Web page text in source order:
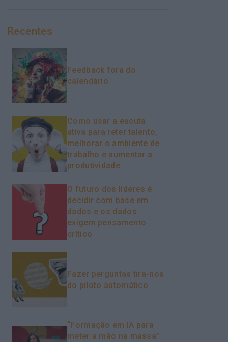
Recentes
Feedback fora do
calendário
Como usar a escuta
ativa para reter talento,
melhorar o ambiente de
trabalho e aumentar a
produtividade
O futuro dos líderes é
decidir com base em
dados e os dados
exigem pensamento
crítico
Fazer perguntas tira-nos
do piloto automático
“Formação em IA para
meter a mão na massa”